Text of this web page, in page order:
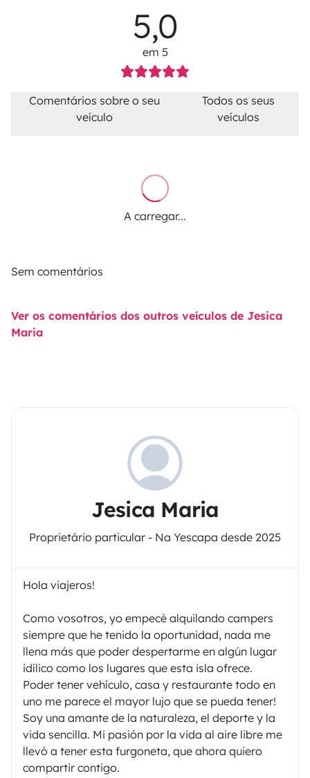
5,0
em 5
Comentários sobre o seu
veículo
Todos os seus
veículos
A carregar...
Sem comentários
Ver os comentários dos outros veículos de Jesica
Maria
Jesica Maria
Proprietário particular - Na Yescapa desde 2025
Hola viajeros!
Como vosotros, yo empecé alquilando campers
siempre que he tenido la oportunidad, nada me
llena más que poder despertarme en algún lugar
idílico como los lugares que esta isla ofrece.
Poder tener vehículo, casa y restaurante todo en
uno me parece el mayor lujo que se pueda tener!
Soy una amante de la naturaleza, el deporte y la
vida sencilla. Mi pasión por la vida al aire libre me
llevó a tener esta furgoneta, que ahora quiero
compartir contigo.